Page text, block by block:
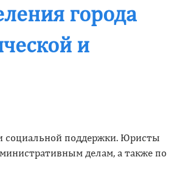
города
и
социальной поддержки. Юристы
делам, а также по